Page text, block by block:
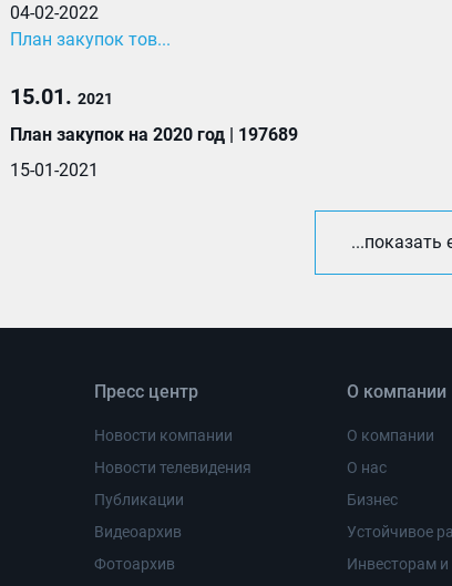
04-02-2022
План закупок тов...
15.01. 2021
План закупок на 2020 год | 197689
15-01-2021
...показать
Пресс центр
Новости компании
Новости телевидения
Публикации
Видеоархив
Фотоархив
О компании
О компании
О нас
Бизнес
Устойчивое
Инвесторам